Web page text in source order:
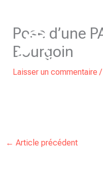
contenu
Pose d’une
Bourgoin
Laisser un commentaire /
← Article précédent